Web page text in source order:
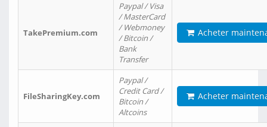
TakePremium.com
Paypal / Visa
/ MasterCard
/ Webmoney
/ Bitcoin /
Bank
Transfer
Acheter
FileSharingKey.com
Paypal /
Credit Card /
Bitcoin /
Altcoins
Acheter